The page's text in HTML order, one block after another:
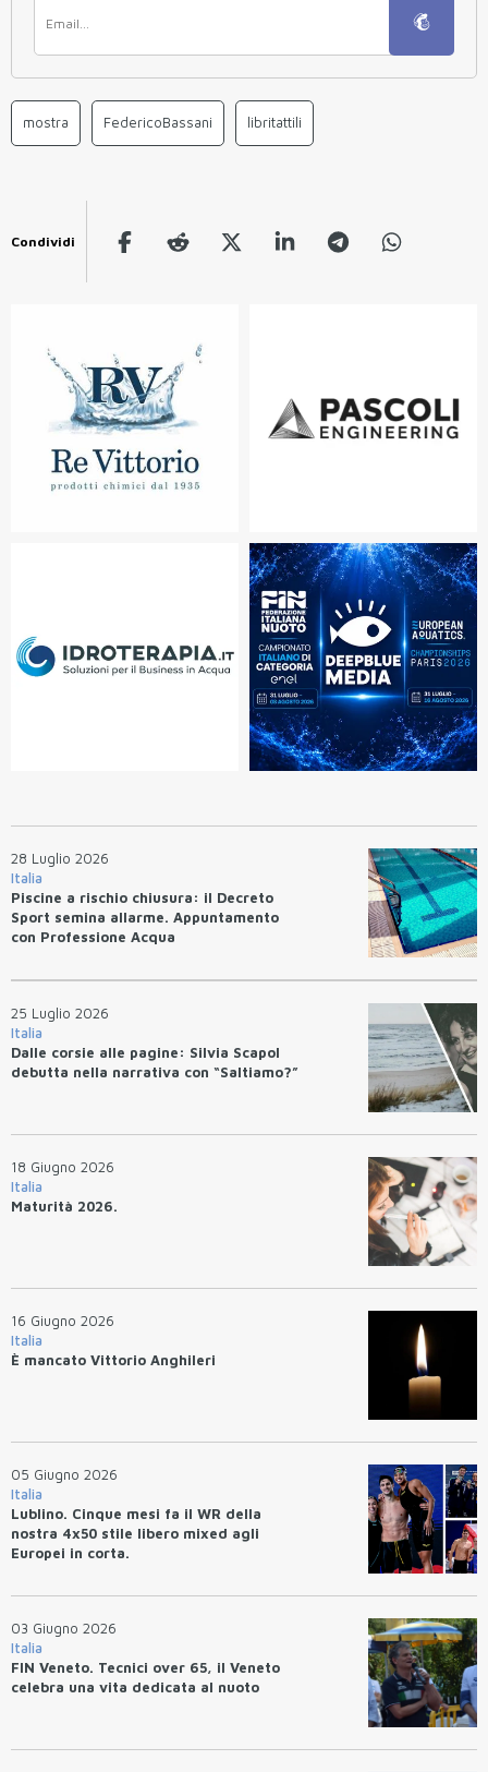
mostra FedericoBassani libritattili
Condividi
28 Luglio 2026
Italia
Piscine a rischio chiusura: il Decreto
Sport semina allarme. Appuntamento
con Professione Acqua
25 Luglio 2026
Italia
Dalle corsie alle pagine: Silvia Scapol
debutta nella narrativa con “Saltiamo?”
18 Giugno 2026
Italia
Maturità 2026.
16 Giugno 2026
Italia
È mancato Vittorio Anghileri
05 Giugno 2026
Italia
Lublino. Cinque mesi fa il WR della
nostra 4x50 stile libero mixed agli
Europei in corta.
03 Giugno 2026
Italia
FIN Veneto. Tecnici over 65, il Veneto
celebra una vita dedicata al nuoto